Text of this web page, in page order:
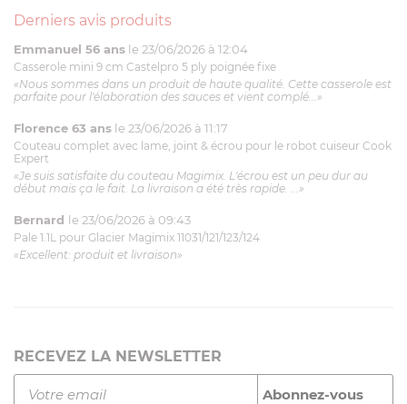
Derniers avis produits
Emmanuel 56 ans le 23/06/2026 à 12:04
Casserole mini 9 cm Castelpro 5 ply poignée fixe
«Nous sommes dans un produit de haute qualité. Cette casserole est
parfaite pour l'élaboration des sauces et vient complé...»
Florence 63 ans le 23/06/2026 à 11:17
Couteau complet avec lame, joint & écrou pour le robot cuiseur Cook
Expert
«Je suis satisfaite du couteau Magimix. L'écrou est un peu dur au
début mais ça le fait. La livraison a été très rapide. ...»
Bernard le 23/06/2026 à 09:43
Pale 1.1L pour Glacier Magimix 11031/121/123/124
«Excellent: produit et livraison»
RECEVEZ LA NEWSLETTER